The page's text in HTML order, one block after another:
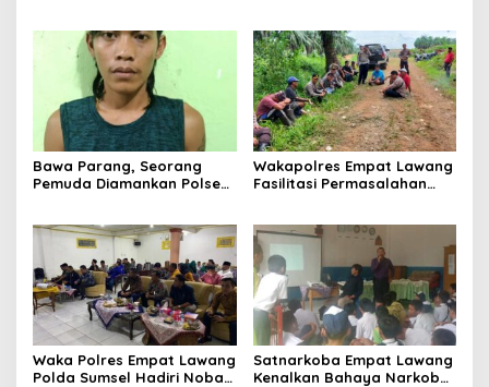
Bawa Parang, Seorang
Pemuda Diamankan Polsek
Wakapolres Empat Lawang
Fasilitasi Permasalahan
Menghasilkan Kesepakatan
Waka Polres Empat Lawang
Polda Sumsel Hadiri Nobar
Satnarkoba Empat Lawang
Kenalkan Bahaya Narkoba